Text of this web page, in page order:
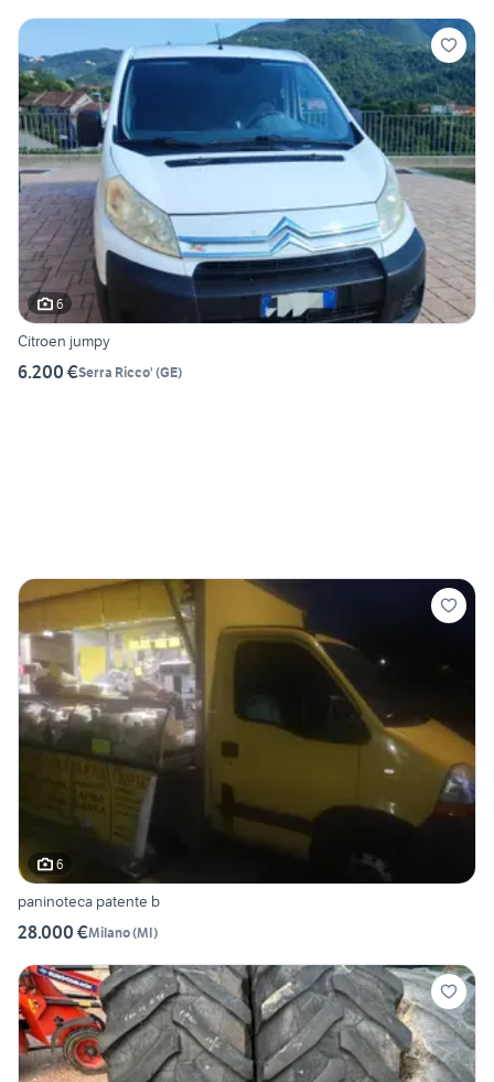
6
Citroen jumpy
6.200 €Serra Ricco' (GE)
6
paninoteca patente b
28.000 €Milano(MI)